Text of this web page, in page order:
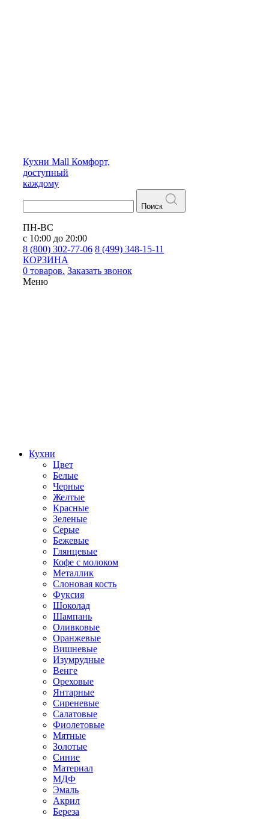
Кухни Mall Комфорт,
доступный
каждому
Поиск
ПН-ВС
с 10:00 до 20:00
8 (800) 302-77-06 8 (499) 348-15-11
КОРЗИНА
0 товаров. Заказать звонок
Меню
Кухни
Цвет
Белые
Черные
Желтые
Красные
Зеленые
Серые
Бежевые
Глянцевые
Кофе с молоком
Металлик
Слоновая кость
Фуксия
Шоколад
Шампань
Оливковые
Оранжевые
Вишневые
Изумрудные
Венге
Ореховые
Янтарные
Сиреневые
Салатовые
Фиолетовые
Мятные
Золотые
Синие
Материал
МДФ
Эмаль
Акрил
Береза